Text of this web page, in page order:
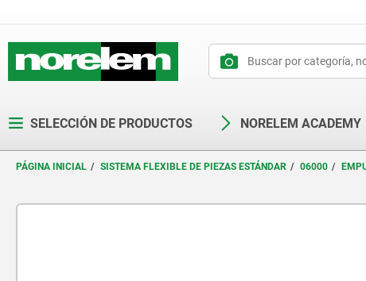
SELECCIÓN DE PRODUCTOS NORELEM ACADEMY
PÁGINA INICIAL SISTEMA FLEXIBLE DE PIEZAS ESTÁNDAR 06000